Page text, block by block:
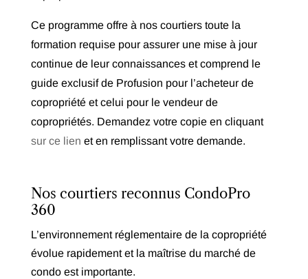
Ce programme offre à nos courtiers toute la
formation requise pour assurer une mise à jour
continue de leur connaissances et comprend le
guide exclusif de Profusion pour l’acheteur de
copropriété et celui pour le vendeur de
copropriétés. Demandez votre copie en cliquant
sur ce lien et en remplissant votre demande.
Nos courtiers reconnus CondoPro
360
L’environnement réglementaire de la copropriété
évolue rapidement et la maîtrise du marché de
condo est importante.